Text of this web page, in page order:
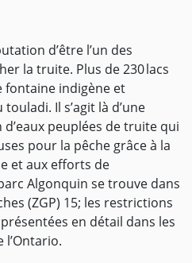
d’être l’un des
la truite. Plus de 230 lacs
fontaine indigène et
Il s’agit là d’une
peuplées de truite qui
pour la pêche grâce à la
et aux efforts de
Algonquin se trouve dans
(ZGP) 15; les restrictions
en détail dans les
l’Ontario.